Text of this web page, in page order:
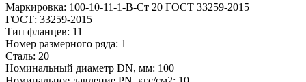
Маркировка: 100-10-11-1-В-Ст 20 ГОСТ 33259-2015
ГОСТ: 33259-2015
Тип фланцев: 11
Номер размерного ряда: 1
Сталь: 20
Номинальный диаметр DN, мм: 100